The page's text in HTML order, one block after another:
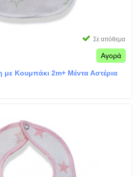
Σε απόθεμα
Αγορά
με Κουμπάκι 2m+ Μέντα Αστέρια